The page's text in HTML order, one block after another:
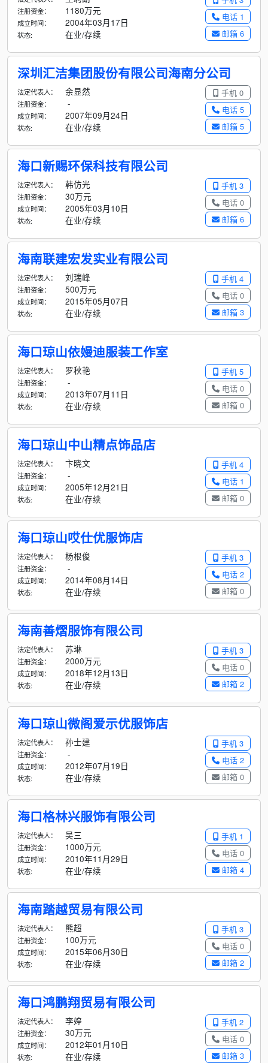
电话 1
邮箱 6
注册资金： 1180万元
成立时间： 2004年03月17日
状态: 在业/存续
深圳汇洁集团股份有限公司海南分公司
手机 0
电话 5
邮箱 5
法定代表人： 余显然
注册资金： -
成立时间： 2007年09月24日
状态: 在业/存续
海口新赐环保科技有限公司
手机 3
电话 0
邮箱 6
法定代表人： 韩仿光
注册资金： 30万元
成立时间： 2005年03月10日
状态: 在业/存续
海南联建宏发实业有限公司
手机 4
电话 0
邮箱 3
法定代表人： 刘瑞峰
注册资金： 500万元
成立时间： 2015年05月07日
状态: 在业/存续
海口琼山依嫚迪服装工作室
手机 5
电话 0
邮箱 0
法定代表人： 罗秋艳
注册资金： -
成立时间： 2013年07月11日
状态: 在业/存续
海口琼山中山精点饰品店
手机 4
电话 1
邮箱 0
法定代表人： 卞晓文
注册资金： -
成立时间： 2005年12月21日
状态: 在业/存续
海口琼山哎仕优服饰店
手机 3
电话 2
邮箱 0
法定代表人： 杨根俊
注册资金： -
成立时间： 2014年08月14日
状态: 在业/存续
海南善熠服饰有限公司
手机 3
电话 0
邮箱 2
法定代表人： 苏琳
注册资金： 2000万元
成立时间： 2018年12月13日
状态: 在业/存续
海口琼山微阁爱示优服饰店
手机 3
电话 2
邮箱 0
法定代表人： 孙士建
注册资金： -
成立时间： 2012年07月19日
状态: 在业/存续
海口格林兴服饰有限公司
手机 1
电话 0
邮箱 4
法定代表人： 吴三
注册资金： 1000万元
成立时间： 2010年11月29日
状态: 在业/存续
海南踏越贸易有限公司
手机 3
电话 0
邮箱 2
法定代表人： 熊超
注册资金： 100万元
成立时间： 2015年06月30日
状态: 在业/存续
海口鸿鹏翔贸易有限公司
手机 2
电话 0
邮箱 3
法定代表人： 李婷
注册资金： 30万元
成立时间： 2012年01月10日
状态: 在业/存续